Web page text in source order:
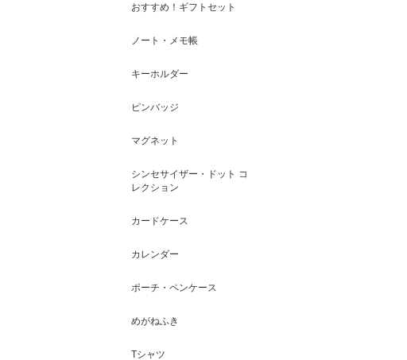
おすすめ！ギフトセット
ノート・メモ帳
キーホルダー
ピンバッジ
マグネット
シンセサイザー・ドット コ
レクション
カードケース
カレンダー
ポーチ・ペンケース
めがねふき
Tシャツ